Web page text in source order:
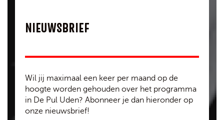
NIEUWSBRIEF
Wil jij maximaal een keer per maand op de
hoogte worden gehouden over het programma
in De Pul Uden? Abonneer je dan hieronder op
onze nieuwsbrief!